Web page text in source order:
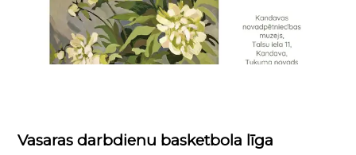
Vasaras darbdienu basketbola līga